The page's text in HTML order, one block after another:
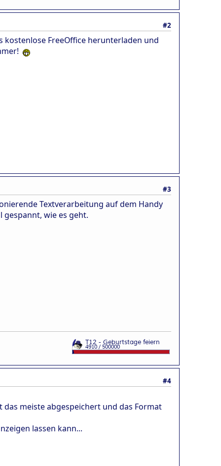
#2
kostenlose FreeOffice herunterladen und
#3
Textverarbeitung auf dem Handy
gespannt, wie es geht.
#4
das meiste abgespeichert und das Format
lassen kann...